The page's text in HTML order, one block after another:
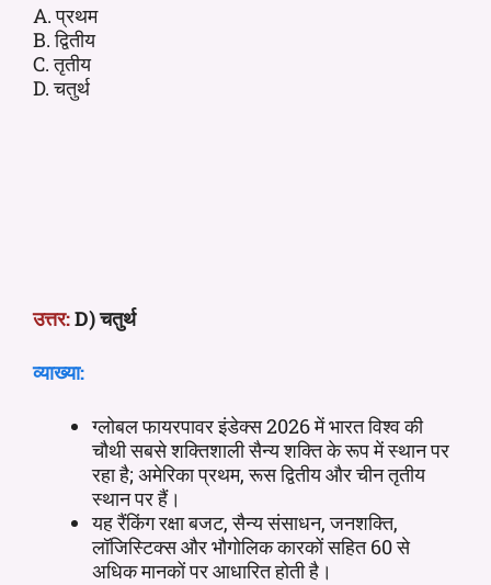
A. प्रथम
B. द्वितीय
C. तृतीय
D. चतुर्थ
उत्तर:D) चतुर्थ
व्याख्या:
ग्लोबल फायरपावर इंडेक्स 2026 में भारत विश्व की
चौथी सबसे शक्तिशाली सैन्य शक्ति के रूप में स्थान पर
रहा है; अमेरिका प्रथम, रूस द्वितीय और चीन तृतीय
स्थान पर हैं।
यह रैंकिंग रक्षा बजट, सैन्य संसाधन, जनशक्ति,
लॉजिस्टिक्स और भौगोलिक कारकों सहित 60 से
अधिक मानकों पर आधारित होती है।